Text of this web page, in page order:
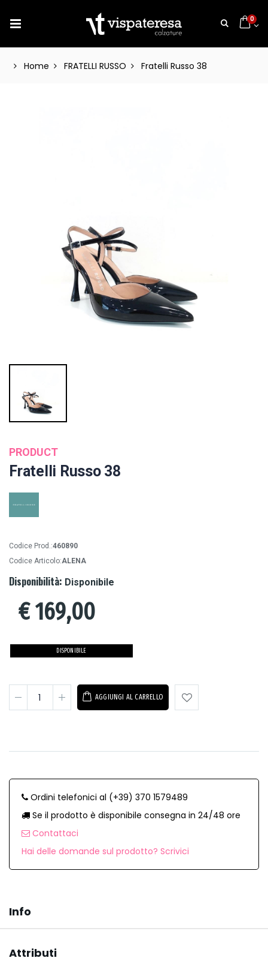
0
Home FRATELLI RUSSO Fratelli Russo 38
PRODUCT
Fratelli Russo 38
Codice Prod.:460890
Codice Articolo:ALENA
Disponibilità: Disponibile
€169,00
DISPONIBILE
AGGIUNGI AL CARRELLO
Ordini telefonici al (+39) 370 1579489
Se il prodotto è disponibile consegna in 24/48 ore
Contattaci
Hai delle domande sul prodotto? Scrivici
Info
Attributi